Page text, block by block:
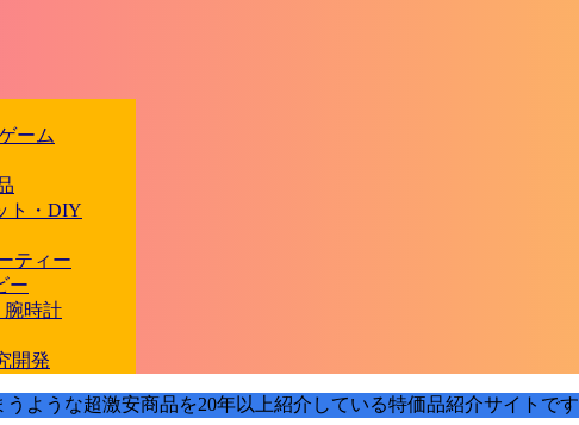
ーム
ト・DIY
ティー
ー
時計
開発
うような超激安商品を20年以上紹介している特価品紹介サイトです